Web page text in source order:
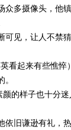
多摄像头，他
见，让人不禁
看起来有些憔
的样子也十分
旧谦逊有礼，